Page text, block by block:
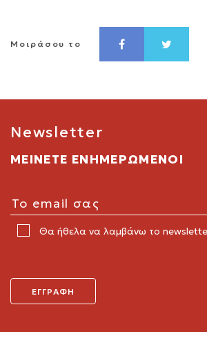
Μοιράσου το
Newsletter
ΜΕΙΝΕΤΕ ΕΝΗΜΕΡΩΜΕΝΟΙ
Θα ήθελα να λαμβάνω το